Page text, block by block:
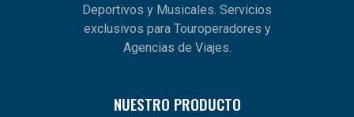
Deportivos y Musicales. Servicios
exclusivos para Touroperadores y
Agencias de Viajes.
NUESTRO PRODUCTO